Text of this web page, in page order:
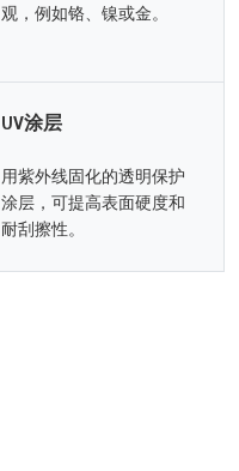
观，例如铬、镍或金。
UV涂层
用紫外线固化的透明保护
涂层，可提高表面硬度和
耐刮擦性。